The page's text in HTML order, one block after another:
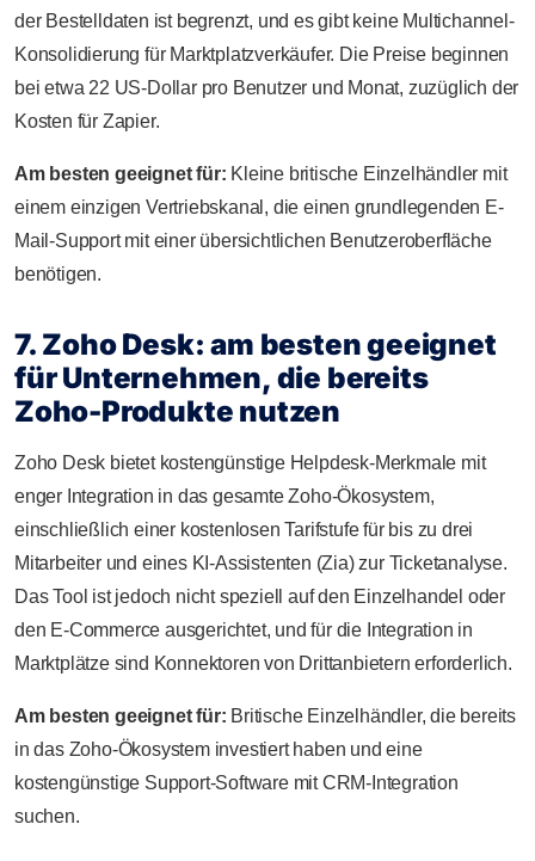
der Bestelldaten ist begrenzt, und es gibt keine Multichannel-
Konsolidierung für Marktplatzverkäufer. Die Preise beginnen
bei etwa 22 US-Dollar pro Benutzer und Monat, zuzüglich der
Kosten für Zapier.
Am besten geeignet für: Kleine britische Einzelhändler mit
einem einzigen Vertriebskanal, die einen grundlegenden E-
Mail-Support mit einer übersichtlichen Benutzeroberfläche
benötigen.
7. Zoho Desk: am besten geeignet
für Unternehmen, die bereits
Zoho-Produkte nutzen
Zoho Desk bietet kostengünstige Helpdesk-Merkmale mit
enger Integration in das gesamte Zoho-Ökosystem,
einschließlich einer kostenlosen Tarifstufe für bis zu drei
Mitarbeiter und eines KI-Assistenten (Zia) zur Ticketanalyse.
Das Tool ist jedoch nicht speziell auf den Einzelhandel oder
den E-Commerce ausgerichtet, und für die Integration in
Marktplätze sind Konnektoren von Drittanbietern erforderlich.
Am besten geeignet für: Britische Einzelhändler, die bereits
in das Zoho-Ökosystem investiert haben und eine
kostengünstige Support-Software mit CRM-Integration
suchen.